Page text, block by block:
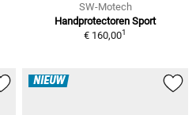
SW-Motech
Handprotectoren Sport
€ 160,001
NIEUW